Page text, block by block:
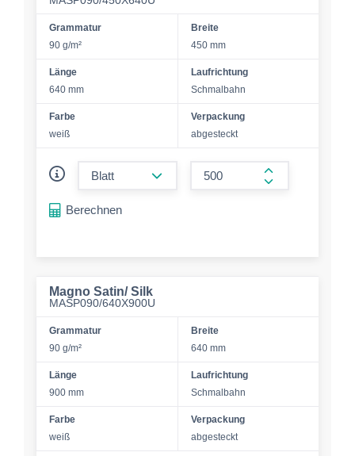
Grammatur
90 g/m²
Breite
450 mm
Länge
640 mm
Laufrichtung
Schmalbahn
Farbe
weiß
Verpackung
abgesteckt
form.increase-
Berechnen
Magno Satin/ Silk
MASP090/640X900U
Grammatur
90 g/m²
Breite
640 mm
Länge
900 mm
Laufrichtung
Schmalbahn
Farbe
weiß
Verpackung
abgesteckt